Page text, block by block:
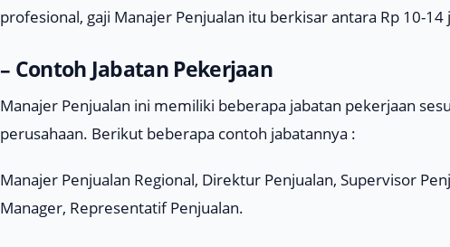
profesional, gaji Manajer Penjualan itu berkisar antara Rp 10-14
– Contoh Jabatan Pekerjaan
Manajer Penjualan ini memiliki beberapa jabatan pekerjaan
perusahaan. Berikut beberapa contoh jabatannya :
Manajer Penjualan Regional, Direktur Penjualan, Supervisor
Manager, Representatif Penjualan.